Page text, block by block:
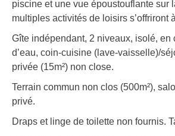
piscine et une vue époustouflante sur
multiples activités de loisirs s’offriront
Gîte indépendant, 2 niveaux, isolé,
d’eau, coin-cuisine (lave-vaisselle)/
privée (15m²) non close.
Terrain commun non clos (500m²),
privé.
Draps et linge de toilette non fournis.